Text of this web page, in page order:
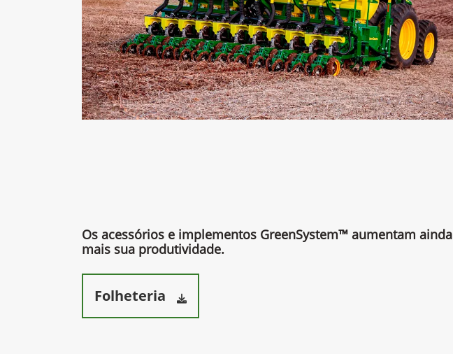
Os acessórios e implementos GreenSystem™ aumentam ainda
mais sua produtividade.​
Folheteria